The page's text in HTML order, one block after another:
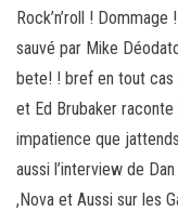
Rock’n’roll !
sauvé par Mike
bete! ! bref en tout cas
et Ed Brubaker
impatience que
aussi l’interview de
,Nova et Aussi sur les